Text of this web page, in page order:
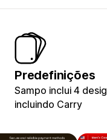
Predefinições
Sampo inclui 4
incluindo Carry